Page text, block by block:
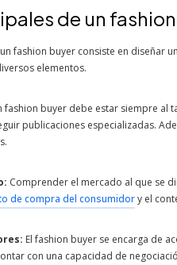
de un
fashion buyer consiste en diseñar
elementos.
fashion buyer debe estar siempre al
publicaciones especializadas.
Comprender el mercado al que se
de compra del consumidory el
El fashion buyer se encarga de
con una capacidad de